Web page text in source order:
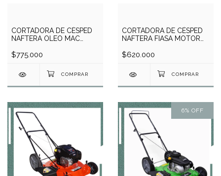
CORTADORA DE CÉSPED
NAFTERA OLEO MAC
XP200
$775.000
CORTADORA DE CÉSPED
NAFTERA FIASA MOTOR
$620.000
6% OFF